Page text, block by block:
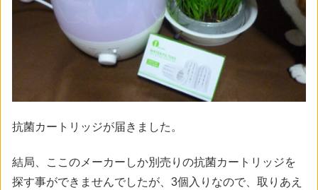
抗菌カートリッジが届きました。
結局、ここのメーカーしか別売りの抗菌カートリッジを
探す事ができませんでしたが、3個入りなので、取りあえ